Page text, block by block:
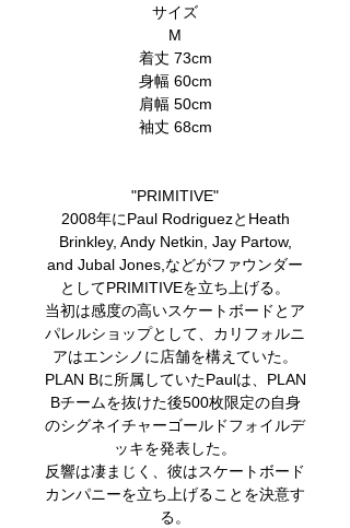
サイズ
M
着丈 73cm
身幅 60cm
肩幅 50cm
袖丈 68cm
"PRIMITIVE"
2008年にPaul RodriguezとHeath
Brinkley, Andy Netkin, Jay Partow,
and Jubal Jones,などがファウンダー
としてPRIMITIVEを立ち上げる。
当初は感度の高いスケートボードとア
パレルショップとして、カリフォルニ
アはエンシノに店舗を構えていた。
PLAN Bに所属していたPaulは、PLAN
Bチームを抜けた後500枚限定の自身
のシグネイチャーゴールドフォイルデ
ッキを発表した。
反響は凄まじく、彼はスケートボード
カンパニーを立ち上げることを決意す
る。